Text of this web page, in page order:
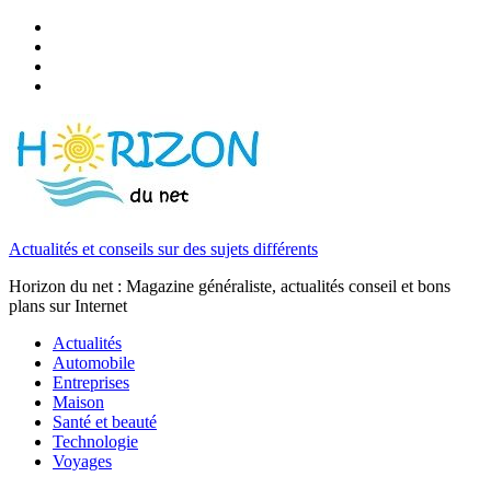
Actualités et conseils sur des sujets différents
Horizon du net : Magazine généraliste, actualités conseil et bons
plans sur Internet
Actualités
Automobile
Entreprises
Maison
Santé et beauté
Technologie
Voyages